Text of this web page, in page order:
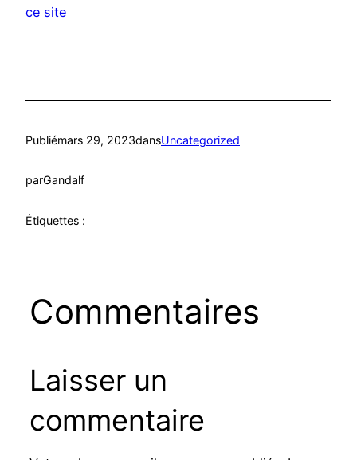
ce site
Publiémars 29, 2023dansUncategorized
parGandalf
Étiquettes :
Commentaires
Laisser un
commentaire